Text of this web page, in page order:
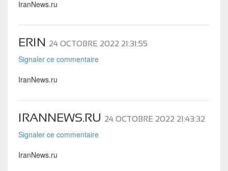
IranNews.ru
ERIN 24 OCTOBRE 2022 21:31:55
Signaler ce commentaire
IranNews.ru
IRANNEWS.RU 24 OCTOBRE 2022 21:43:32
Signaler ce commentaire
IranNews.ru